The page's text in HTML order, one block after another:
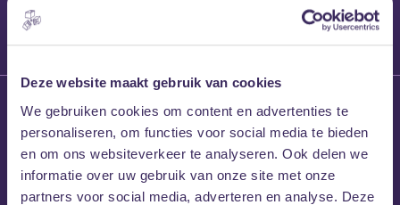
Deze website maakt gebruik van cookies
We gebruiken cookies om content en advertenties te
personaliseren, om functies voor social media te bieden
en om ons websiteverkeer te analyseren. Ook delen we
informatie over uw gebruik van onze site met onze
partners voor social media, adverteren en analyse. Deze
27 maart 2026
Willem’s Blog:
Frans Kalf